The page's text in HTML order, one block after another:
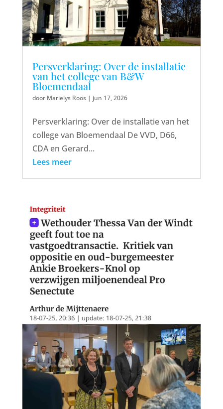
Persverklaring: Over de installatie
van het college van B&W
Bloemendaal
door Marielys Roos| jun 17, 2026
Persverklaring: Over de installatie van het
college van Bloemendaal De VVD, D66,
CDA en Gerard...
Lees meer